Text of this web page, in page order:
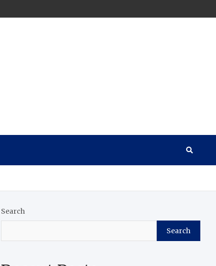
Search
Search